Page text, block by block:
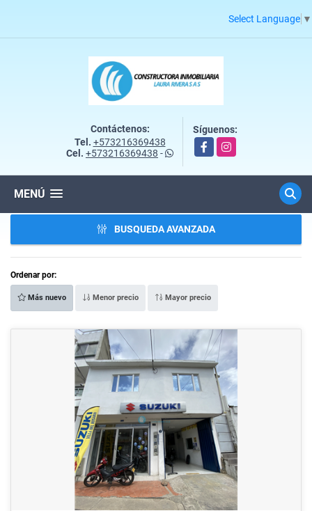
Select Language ▼
Contáctenos:
Tel. +573216369438
Cel. +573216369438 -
Síguenos:
FacebookInstagram
MENÚ
BUSQUEDA AVANZADA
Ordenar por:
Más nuevo Menor precio Mayor precio